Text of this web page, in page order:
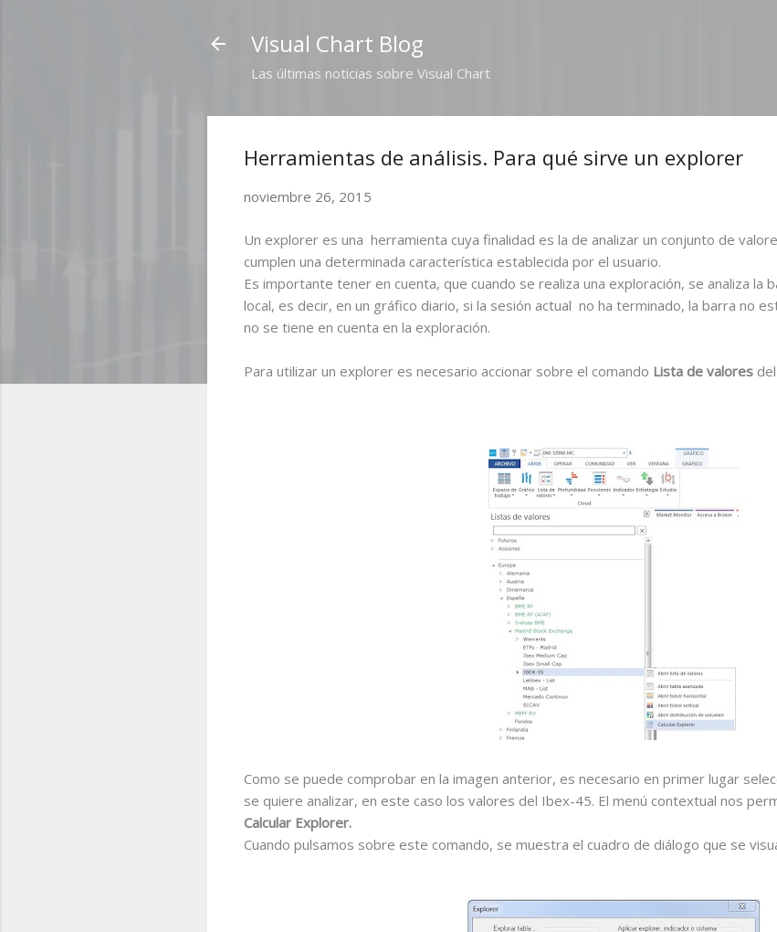
Visual Chart Blog
Las últimas noticias sobre Visual Chart
Herramientas de análisis. Para qué sirve un explorer
noviembre 26, 2015
Un explorer es una herramienta cuya finalidad es la de analizar un conjunto de
cumplen una determinada característica establecida por el usuario.
Es importante tener en cuenta, que cuando se realiza una exploración, se analiza la
local, es decir, en un gráfico diario, si la sesión actual no ha terminado, la barra no
no se tiene en cuenta en la exploración.
Para utilizar un explorer es necesario accionar sobre el comando Lista de valores
Como se puede comprobar en la imagen anterior, es necesario en primer lugar
se quiere analizar, en este caso los valores del Ibex-45. El menú contextual nos
Calcular Explorer.
Cuando pulsamos sobre este comando, se muestra el cuadro de diálogo que se